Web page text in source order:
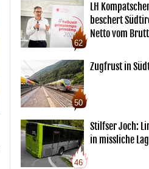
62
LH
beschert
Netto vom
50
Zugfrust in
46
Stilfser Joch:
in missliche